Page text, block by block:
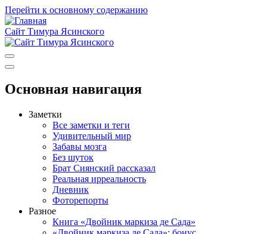
Перейти к основному содержанию
Сайт Тимура Ясинского
Основная навигация
Заметки
Все заметки и теги
Удивительный мир
Забавы мозга
Без шуток
Брат Сиянский рассказал
Реальная ирреальность
Дневник
Фоторепорты
Разное
Книга «Двойник маркиза де Сада»